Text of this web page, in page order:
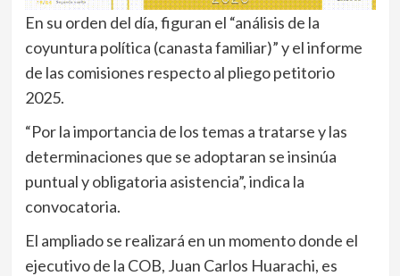
En su orden del día, figuran el “análisis de la
coyuntura política (canasta familiar)” y el informe
de las comisiones respecto al pliego petitorio
2025.
“Por la importancia de los temas a tratarse y las
determinaciones que se adoptaran se insinúa
puntual y obligatoria asistencia”, indica la
convocatoria.
El ampliado se realizará en un momento donde el
ejecutivo de la COB, Juan Carlos Huarachi, es